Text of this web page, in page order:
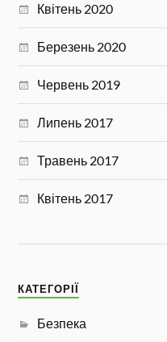
Квітень 2020
Березень 2020
Червень 2019
Липень 2017
Травень 2017
Квітень 2017
КАТЕГОРІЇ
Безпека